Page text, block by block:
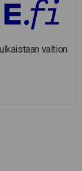
valtion